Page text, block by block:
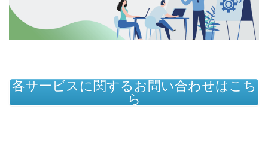
各サービスに関するお問い合わせはこち
ら